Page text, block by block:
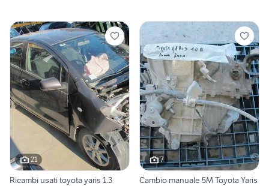
21
Ricambi usati toyota yaris 1.3
7
Cambio manuale 5M Toyota Yaris